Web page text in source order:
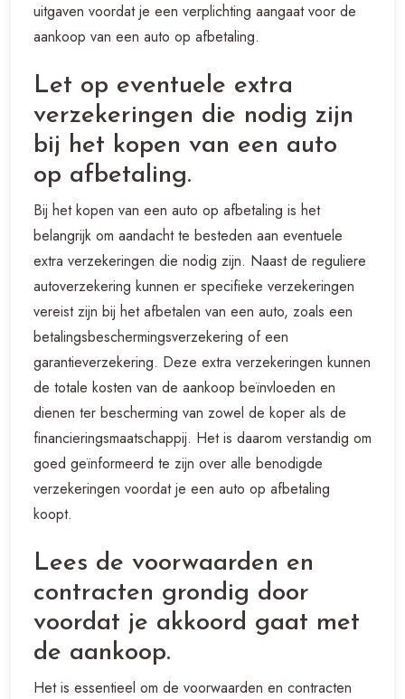
uitgaven voordat je een verplichting aangaat voor de
aankoop van een auto op afbetaling.
Let op eventuele extra
verzekeringen die nodig zijn
bij het kopen van een auto
op afbetaling.
Bij het kopen van een auto op afbetaling is het
belangrijk om aandacht te besteden aan eventuele
extra verzekeringen die nodig zijn. Naast de reguliere
autoverzekering kunnen er specifieke verzekeringen
vereist zijn bij het afbetalen van een auto, zoals een
betalingsbeschermingsverzekering of een
garantieverzekering. Deze extra verzekeringen kunnen
de totale kosten van de aankoop beïnvloeden en
dienen ter bescherming van zowel de koper als de
financieringsmaatschappij. Het is daarom verstandig om
goed geïnformeerd te zijn over alle benodigde
verzekeringen voordat je een auto op afbetaling
koopt.
Lees de voorwaarden en
contracten grondig door
voordat je akkoord gaat met
de aankoop.
Het is essentieel om de voorwaarden en contracten